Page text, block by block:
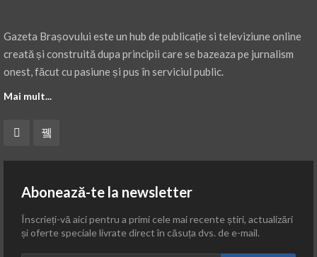
Gazeta Brașovului este un hub de publicație si televiziune online
creată și construită dupa principii care se bazeaza pe jurnalism
onest, făcut cu pasiune și pus în serviciul public.
Mai mult...
Abonează-te la newsletter
Înscrieți-vă aici pentru a primi cele mai recente știri, actualizări
și oferte speciale livrate direct în căsuța dvs. de e-mail.